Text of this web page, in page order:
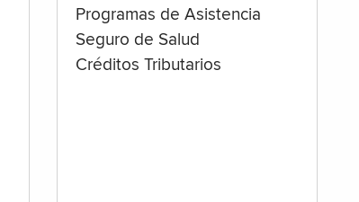
Programas de Asistencia
Seguro de Salud
Créditos Tributarios